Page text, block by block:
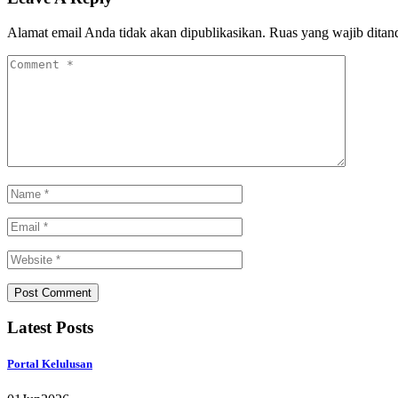
Alamat email Anda tidak akan dipublikasikan. Ruas yang wajib
Latest Posts
Portal Kelulusan